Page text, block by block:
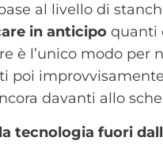
al livello di
in anticipo quanti
è l’unico modo per
poi
davanti allo
tecnologia fuori